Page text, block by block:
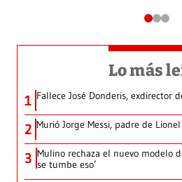
Lo más
1 Fallece José Donderis, exdirector
2 Murió Jorge Messi, padre de
3 Mulino rechaza el nuevo modelo
se tumbe eso’